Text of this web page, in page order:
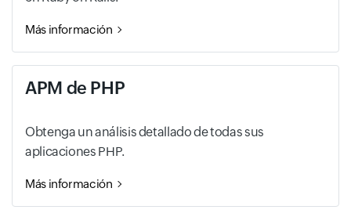
Más información
APM de PHP
Obtenga un análisis detallado de todas sus
aplicaciones PHP.
Más información